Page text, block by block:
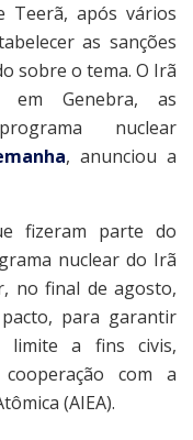
Teerã, após vários
as sanções
sobre o tema. O Irã
em Genebra, as
nuclear
, anunciou a
fizeram parte do
nuclear do Irã
no final de agosto,
para garantir
a fins civis,
com a
(AIEA).